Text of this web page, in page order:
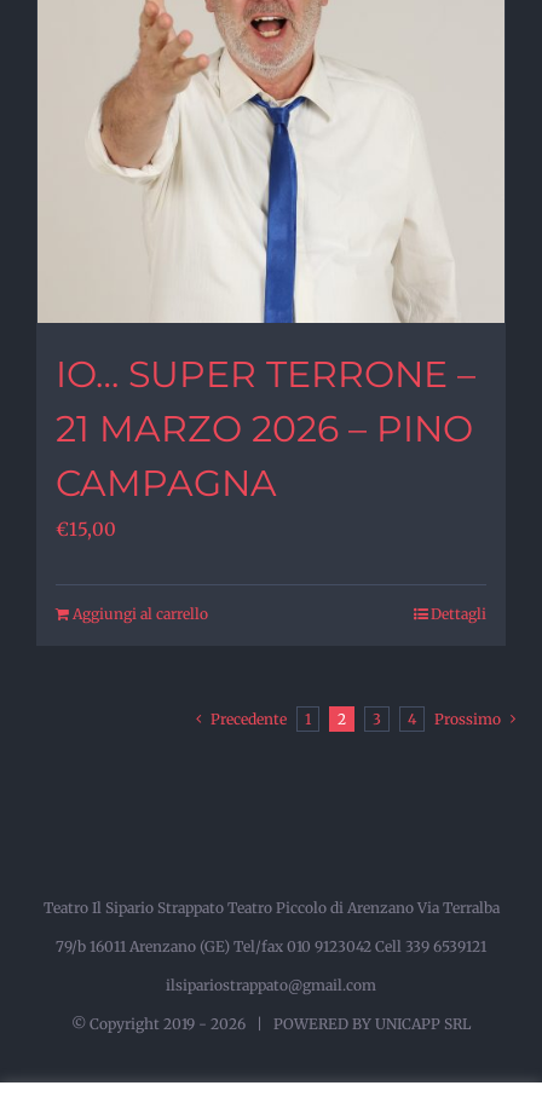
IO… SUPER TERRONE –
21 MARZO 2026 – PINO
CAMPAGNA
€15,00
Aggiungi al carrello Dettagli
Precedente 1 2 3 4 Prossimo
Teatro Il Sipario Strappato Teatro Piccolo di Arenzano Via Terralba
79/b 16011 Arenzano (GE) Tel/fax 010 9123042 Cell 339 6539121
ilsipariostrappato@gmail.com
© Copyright 2019 - 2026 | POWERED BY UNICAPP SRL